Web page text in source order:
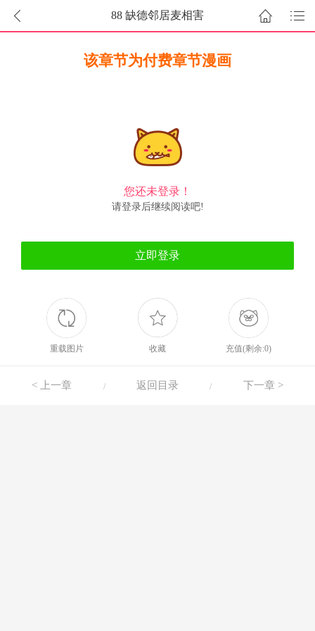
该章节为付费章节漫画
您还未登录！
请登录后继续阅读吧!
立即登录
重载图片 收藏 充值(剩余:0)
< 上一章 / 返回目录 / 下一章 >
88 缺德邻居麦相害